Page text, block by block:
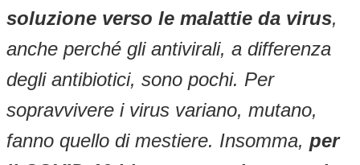
soluzione verso le malattie da virus,
anche perché gli antivirali, a differenza
degli antibiotici, sono pochi. Per
sopravvivere i virus variano, mutano,
fanno quello di mestiere. Insomma, per